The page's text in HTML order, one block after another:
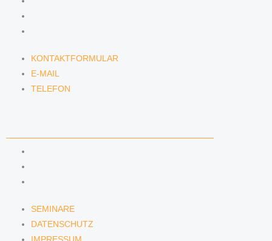
KONTAKTFORMULAR
E-MAIL
TELEFON
SEMINARE
DATENSCHUTZ